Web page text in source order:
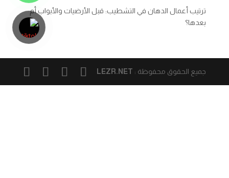
ترتيب أعمال الدهان في التشطيب: قبل الأرضيات والأبواب أم
بعدها؟
جميع الحقوق محفوظة : LEZR.NET